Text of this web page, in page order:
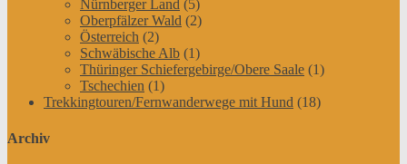
Nürnberger Land (5)
Oberpfälzer Wald (2)
Österreich (2)
Schwäbische Alb (1)
Thüringer Schiefergebirge/Obere Saale (1)
Tschechien (1)
Trekkingtouren/Fernwanderwege mit Hund (18)
Archiv